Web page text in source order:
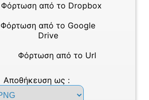
Φόρτωση από το Dropbox
Φόρτωση από το Google
Drive
Φόρτωση από το Url
Αποθήκευση ως :